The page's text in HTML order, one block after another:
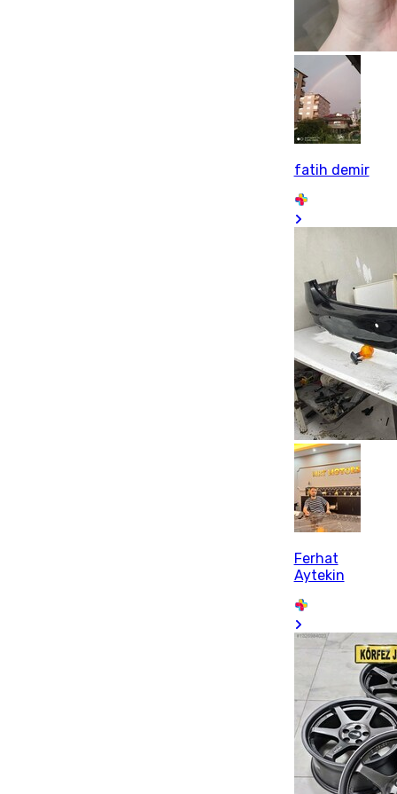
fatih demir
Ferhat
Aytekin